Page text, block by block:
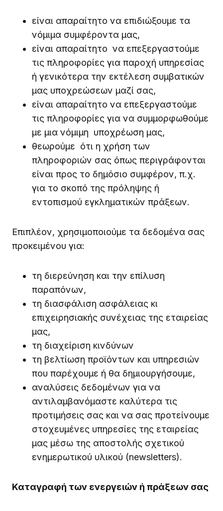
είναι απαραίτητο να επιδιώξουμε τα
νόμιμα συμφέροντα μας,
είναι απαραίτητο να επεξεργαστούμε
τις πληροφορίες για παροχή υπηρεσίας
ή γενικότερα την εκτέλεση συμβατικών
μας υποχρεώσεων μαζί σας,
είναι απαραίτητο να επεξεργαστούμε
τις πληροφορίες για να συμμορφωθούμε
με μια νόμιμη υποχρέωση μας,
θεωρούμε ότι η χρήση των
πληροφοριών σας όπως περιγράφονται
είναι προς το δημόσιο συμφέρον, π.χ.
για το σκοπό της πρόληψης ή
εντοπισμού εγκληματικών πράξεων.
Επιπλέον, χρησιμοποιούμε τα δεδομένα σας
προκειμένου για:
τη διερεύνηση και την επίλυση
παραπόνων,
τη διασφάλιση ασφάλειας κι
επιχειρησιακής συνέχειας της εταιρείας
μας,
τη διαχείριση κινδύνων
τη βελτίωση προϊόντων και υπηρεσιών
που παρέχουμε ή θα δημιουργήσουμε,
αναλύσεις δεδομένων για να
αντιλαμβανόμαστε καλύτερα τις
προτιμήσεις σας και να σας προτείνουμε
στοχευμένες υπηρεσίες της εταιρείας
μας μέσω της αποστολής σχετικού
ενημερωτικού υλικού (newsletters).
Καταγραφή των ενεργειών ή πράξεων σας